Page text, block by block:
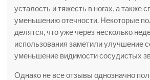
усталость и тяжесть в ногах, а также
уменьшению отечности. Некоторые
делятся, что уже через несколько
использования заметили улучшение
уменьшение видимости сосудистых
Однако не все отзывы однозначно